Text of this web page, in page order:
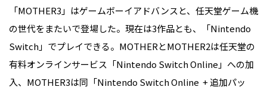
「MOTHER3」はゲームボーイアドバンスと、任天堂ゲーム機
の世代をまたいで登場した。現在は3作品とも、「Nintendo
Switch」でプレイできる。MOTHERとMOTHER2は任天堂の
有料オンラインサービス「Nintendo Switch Online」への加
入、MOTHER3は同「Nintendo Switch Online + 追加パッ